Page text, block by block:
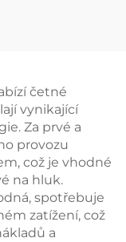
četné
vynikající
Za prvé a
provozu
což je vhodné
na hluk.
spotřebuje
zatížení, což
a